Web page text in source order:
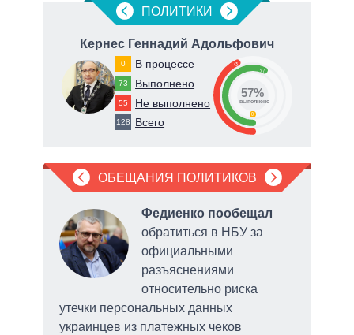
ПОЛИТИКИ
Кернес Геннадий Адольфович
0 В процессе
73 Выполнено
55 Не выполнено
128 Всего
43
57
0
57%
выполнено
ОБЕЩАНИЯ ПОЛИТИКОВ
Федиенко пообещал
обратиться в НБУ за
официальными
разъяснениями
относительно риска
утечки персональных данных
украинцев из платежных чеков